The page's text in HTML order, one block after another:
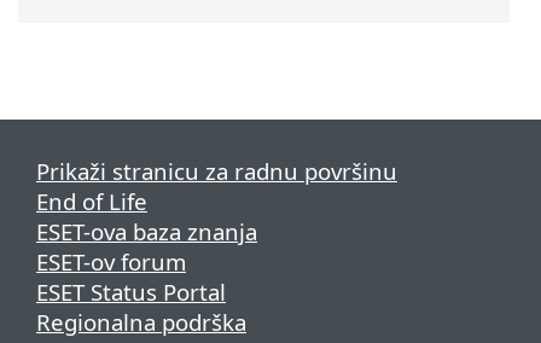
Prikaži stranicu za radnu površinu
End of Life
ESET-ova baza znanja
ESET-ov forum
ESET Status Portal
Regionalna podrška